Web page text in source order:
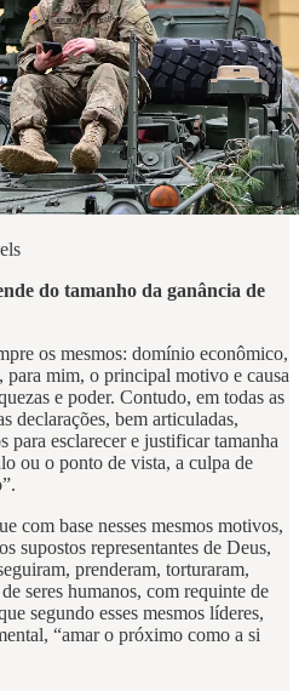
do tamanho da ganância de
os mesmos: domínio econômico,
mim, o principal motivo e causa
e poder. Contudo, em todas as
declarações, bem articuladas,
esclarecer e justificar tamanha
ou o ponto de vista, a culpa de
com base nesses mesmos motivos,
supostos representantes de Deus,
prenderam, torturaram,
seres humanos, com requinte de
segundo esses mesmos líderes,
“amar o próximo como a si